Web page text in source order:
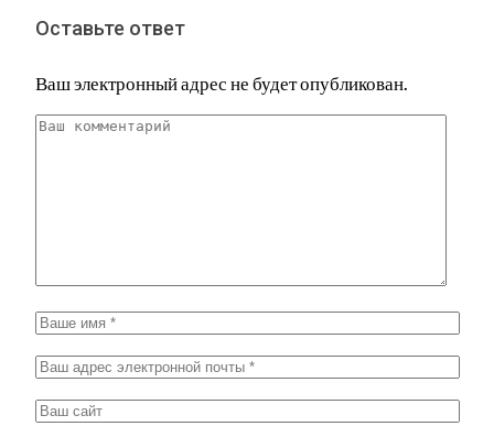
Оставьте ответ
Ваш электронный адрес не будет опубликован.